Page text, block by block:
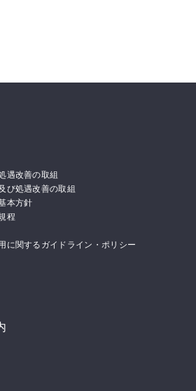
遇改善の取組
び処遇改善の取組
本方針
程
に関するガイドライン・ポリシー